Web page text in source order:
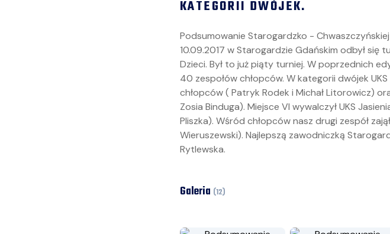
KATEGORII DWÓJEK.
Podsumowanie Starogardzko - Chwaszczyńskiej
10.09.2017 w Starogardzie Gdańskim odbył się
Dzieci. Był to już piąty turniej. W poprzednich
40 zespołów chłopców. W kategorii dwójek
chłopców ( Patryk Rodek i Michał Litorowicz)
Zosia Binduga). Miejsce VI wywalczył UKS
Pliszka). Wśród chłopców nasz drugi zespół
Wieruszewski). Najlepszą zawodniczką
Rytlewska.
Galeria (12)